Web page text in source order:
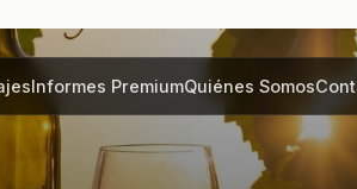
Informes PremiumQuiénes Somos